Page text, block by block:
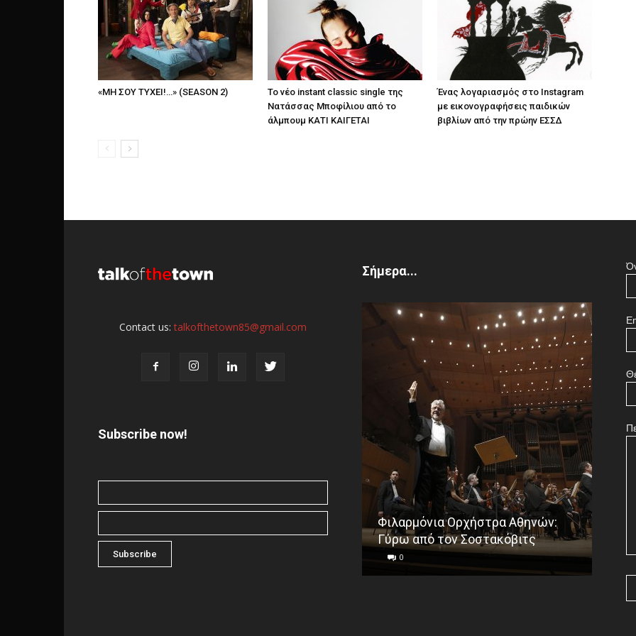
«ΜΗ ΣΟΥ ΤΥΧΕΙ!…» (SEASON 2)
Το νέο instant classic single της
Νατάσσας Μποφίλιου από το
άλμπουμ ΚΑΤΙ ΚΑΙΓΕΤΑΙ
Ένας λογαριασμός στο Instagram
με εικονογραφήσεις παιδικών
βιβλίων από την πρώην ΕΣΣΔ
Contact us:talkofthetown85@gmail.com
Subscribe now!
Σήμερα...
Φιλαρμόνια Ορχήστρα Αθηνών:
Γύρω από τον Σοστακόβιτς
0 0